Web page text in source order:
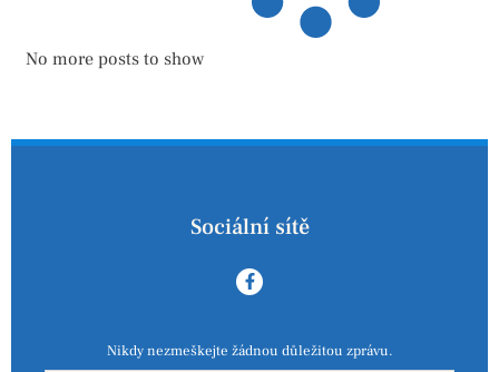
No more posts to show
Sociální sítě
Nikdy nezmeškejte žádnou důležitou zprávu.